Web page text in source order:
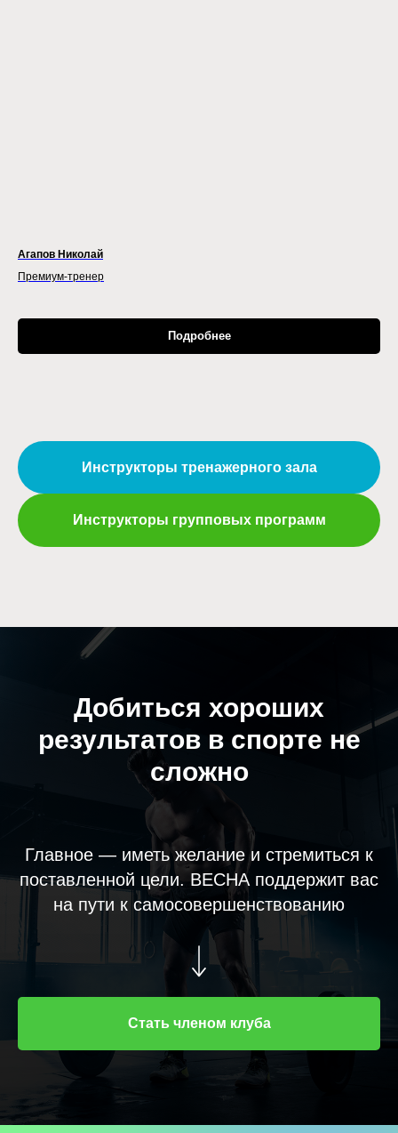
Агапов Николай
Премиум-тренер
Подробнее
Инструкторы тренажерного зала
Инструкторы групповых программ
Добиться хороших
результатов в спорте не
сложно
Главное — иметь желание и стремиться к
поставленной цели. ВЕСНА поддержит вас
на пути к самосовершенствованию
Стать членом клуба